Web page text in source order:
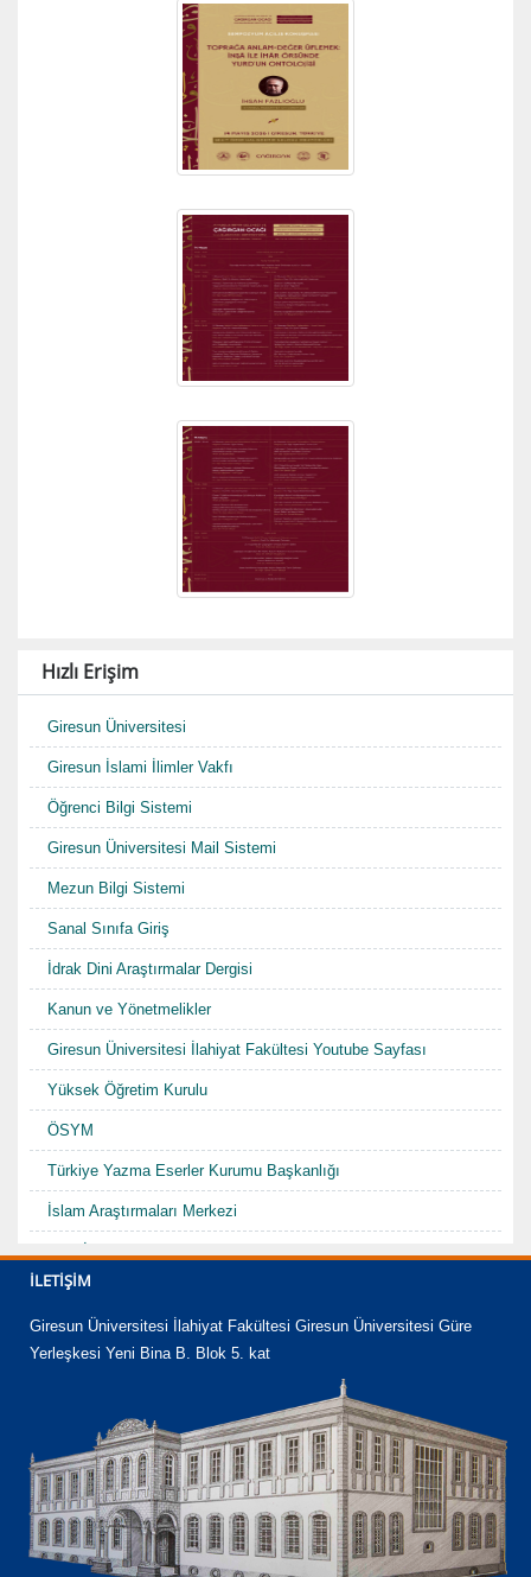
Hızlı Erişim
Giresun Üniversitesi
Giresun İslami İlimler Vakfı
Öğrenci Bilgi Sistemi
Giresun Üniversitesi Mail Sistemi
Mezun Bilgi Sistemi
Sanal Sınıfa Giriş
İdrak Dini Araştırmalar Dergisi
Kanun ve Yönetmelikler
Giresun Üniversitesi İlahiyat Fakültesi Youtube Sayfası
Yüksek Öğretim Kurulu
ÖSYM
Türkiye Yazma Eserler Kurumu Başkanlığı
İslam Araştırmaları Merkezi
TDV İslam Ansiklopedisi
Karadenizde Fütüvvet ve Ahilik Sempozyumu/Şurası-I "Hacı
Abdullah Halife"
İLETIŞIM
Giresun Üniversitesi İlahiyat Fakültesi Giresun Üniversitesi Güre
Yerleşkesi Yeni Bina B. Blok 5. kat